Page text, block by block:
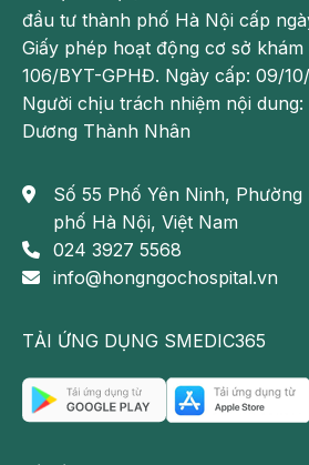
mộng du.
Nếu trẻ cần được đánh thức
phải đi ngủ sớm hơn vào tối hôm
thức đúng giờ đề phòng
thường bị mộng du, ghi chép
trước khi trẻ bắt đầu mộng du,
Làm như vậy 7 đêm liền. Nếu
luyện tập tiếp 7 đêm nữa
đầu tư thành phố Hà Nội cấp
Giấy phép hoạt động cơ sở
106/BYT-GPHĐ. Ngày cấp: 09/
Người chịu trách nhiệm nội dung:
Dương Thành Nhân
Số 55 Phố Yên Ninh,
phố Hà Nội, Việt Nam
024 3927 5568
info@hongngochospital.vn
TẢI ỨNG DỤNG SMEDIC365